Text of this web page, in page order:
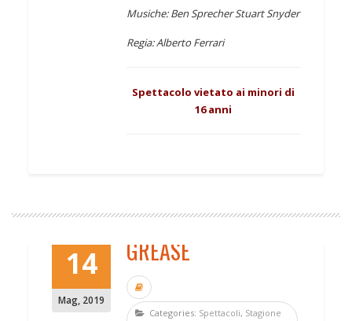
Musiche: Ben Sprecher Stuart Snyder
Regia: Alberto Ferrari
Spettacolo vietato ai minori di
16 anni
14
Mag, 2019
GREASE
Categories: Spettacoli, Stagione